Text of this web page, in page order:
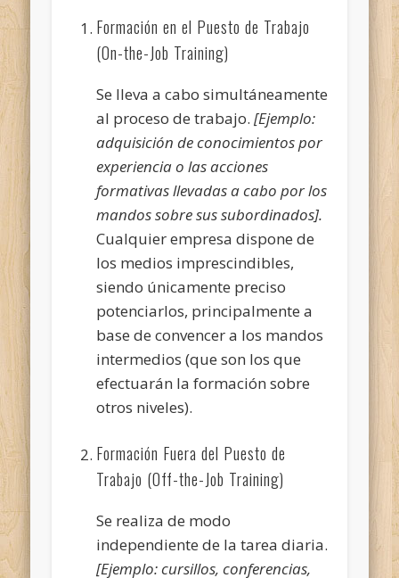
Formación en el Puesto de Trabajo
(On-the-Job Training)
Se lleva a cabo simultáneamente
al proceso de trabajo.[Ejemplo:
adquisición de conocimientos por
experiencia o las acciones
formativas llevadas a cabo por los
mandos sobre sus subordinados].
Cualquier empresa dispone de
los medios imprescindibles,
siendo únicamente preciso
potenciarlos, principalmente a
base de convencer a los mandos
intermedios (que son los que
efectuarán la formación sobre
otros niveles).
Formación Fuera del Puesto de
Trabajo (Off-the-Job Training)
Se realiza de modo
independiente de la tarea diaria.
[Ejemplo: cursillos, conferencias,